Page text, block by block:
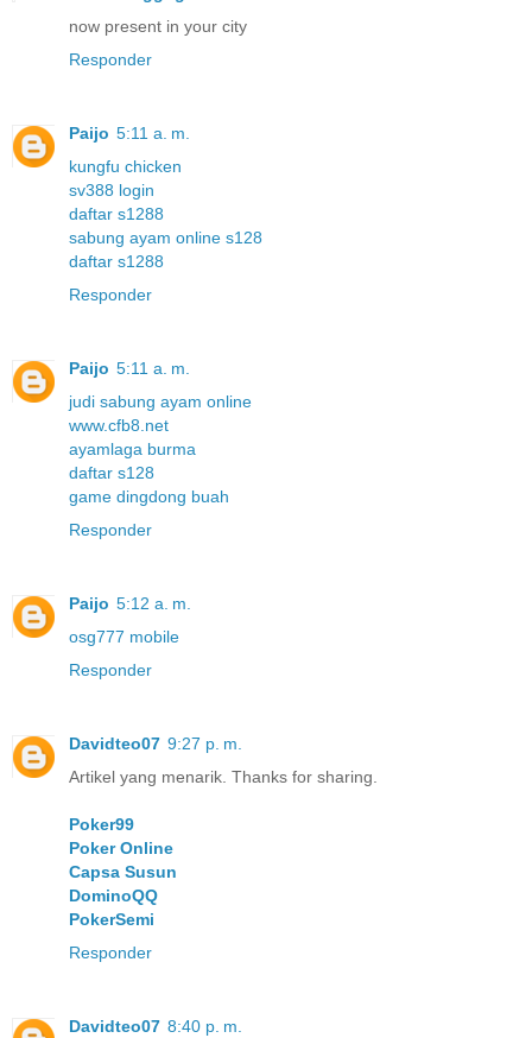
now present in your city
Responder
Paijo 5:11 a. m.
kungfu chicken
sv388 login
daftar s1288
sabung ayam online s128
daftar s1288
Responder
Paijo 5:11 a. m.
judi sabung ayam online
www.cfb8.net
ayamlaga burma
daftar s128
game dingdong buah
Responder
Paijo 5:12 a. m.
osg777 mobile
Responder
Davidteo07 9:27 p. m.
Artikel yang menarik. Thanks for sharing.
Poker99
Poker Online
Capsa Susun
DominoQQ
PokerSemi
Responder
Davidteo07 8:40 p. m.